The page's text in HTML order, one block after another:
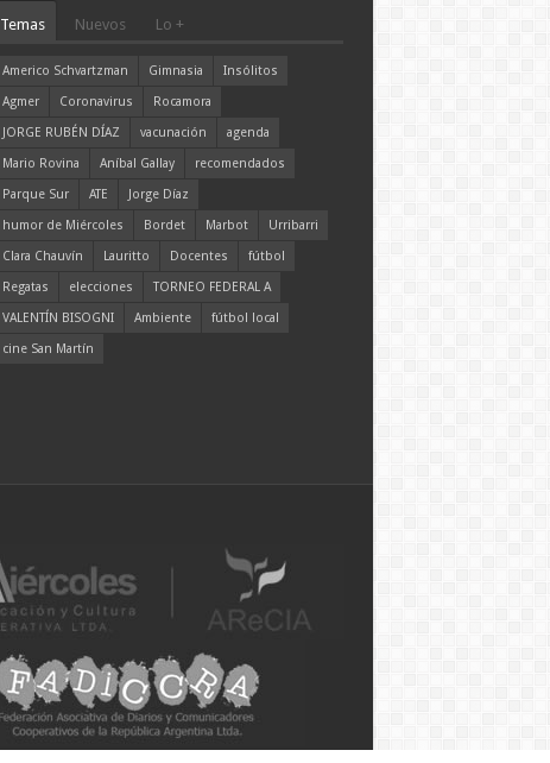
Temas Nuevos Lo +
Americo Schvartzman Gimnasia
Insólitos
Agmer
Coronavirus
Rocamora
JORGE RUBÉN DÍAZ
vacunación
agenda
Mario Rovina
Aníbal Gallay
recomendados
Parque Sur
ATE
Jorge Díaz
humor de Miércoles
Bordet Marbot
Urribarri
Clara Chauvín
Lauritto Docentes
fútbol
Regatas
elecciones
TORNEO FEDERAL A
VALENTÍN BISOGNI
Ambiente
fútbol local
cine San Martín